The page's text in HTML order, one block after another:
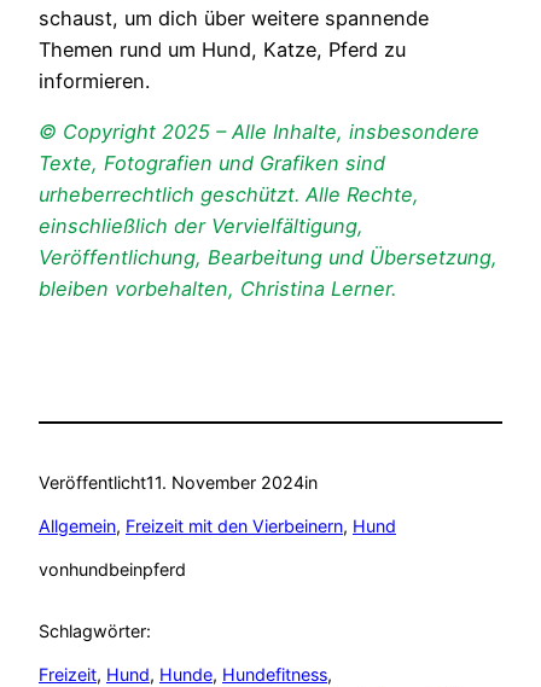
schaust, um dich über weitere spannende
Themen rund um Hund, Katze, Pferd zu
informieren.
© Copyright 2025 – Alle Inhalte, insbesondere
Texte, Fotografien und Grafiken sind
urheberrechtlich geschützt. Alle Rechte,
einschließlich der Vervielfältigung,
Veröffentlichung, Bearbeitung und Übersetzung,
bleiben vorbehalten, Christina Lerner.
Veröffentlicht11. November 2024in
Allgemein, Freizeit mit den Vierbeinern, Hund
vonhundbeinpferd
Schlagwörter:
Freizeit, Hund, Hunde, Hundefitness